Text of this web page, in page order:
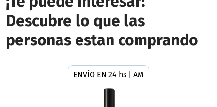
Descubre lo que las
personas estan comprando
ENVÍO EN 24 hs | AMBA